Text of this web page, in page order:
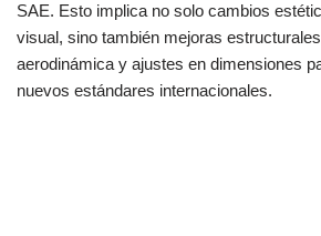
SAE. Esto implica no solo cambios
visual, sino también mejoras
aerodinámica y ajustes en dimensiones
nuevos estándares internacionales.